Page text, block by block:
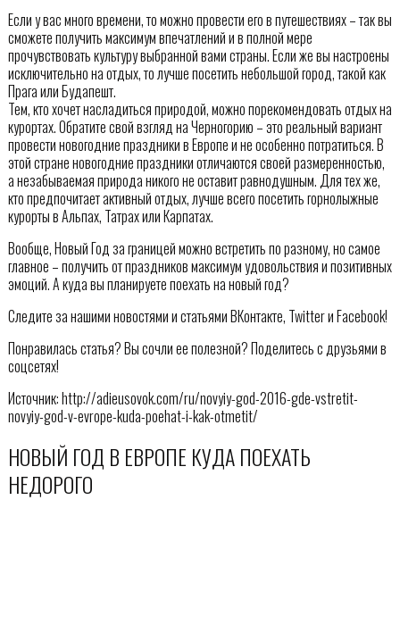
Если у вас много времени, то можно провести его в путешествиях – так вы
сможете получить максимум впечатлений и в полной мере
прочувствовать культуру выбранной вами страны. Если же вы настроены
исключительно на отдых, то лучше посетить небольшой город, такой как
Прага или Будапешт.
Тем, кто хочет насладиться природой, можно порекомендовать отдых на
курортах. Обратите свой взгляд на Черногорию – это реальный вариант
провести новогодние праздники в Европе и не особенно потратиться. В
этой стране новогодние праздники отличаются своей размеренностью,
а незабываемая природа никого не оставит равнодушным. Для тех же,
кто предпочитает активный отдых, лучше всего посетить горнолыжные
курорты в Альпах, Татрах или Карпатах.
Вообще, Новый Год за границей можно встретить по разному, но самое
главное – получить от праздников максимум удовольствия и позитивных
эмоций. А куда вы планируете поехать на новый год?
Следите за нашими новостями и статьями ВКонтакте, Twitter и Facebook!
Понравилась статья? Вы сочли ее полезной? Поделитесь с друзьями в
соцсетях!
Источник: http://adieusovok.com/ru/novyiy-god-2016-gde-vstretit-
novyiy-god-v-evrope-kuda-poehat-i-kak-otmetit/
НОВЫЙ ГОД В ЕВРОПЕ КУДА ПОЕХАТЬ
НЕДОРОГО